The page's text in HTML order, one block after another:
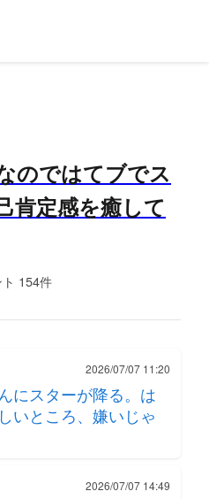
のではてブでス
肯定感を癒して
ト 154件
2026/07/07 11:20
にスターが降る。は
いところ、嫌いじゃ
2026/07/07 14:49